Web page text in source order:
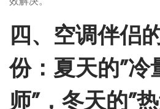
四、空调伴侣
份：夏天的”冷
师”，冬天的”